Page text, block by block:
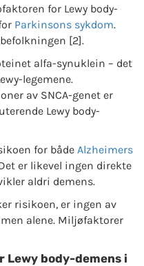
for Lewy body-
Parkinsons sykdom.
[2].
alfa-synuklein – det
legemene.
av SNCA-genet er
Lewy body-
for både Alzheimers
er likevel ingen direkte
aldri demens.
risikoen, er ingen av
alene. Miljøfaktorer
Lewy body-demens i